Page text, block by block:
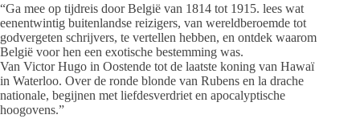
“Ga mee op tijdreis door België van 1814 tot 1915. lees wat
eenentwintig buitenlandse reizigers, van wereldberoemde tot
godvergeten schrijvers, te vertellen hebben, en ontdek waarom
België voor hen een exotische bestemming was.
Van Victor Hugo in Oostende tot de laatste koning van Hawaï
in Waterloo. Over de ronde blonde van Rubens en la drache
nationale, begijnen met liefdesverdriet en apocalyptische
hoogovens.”